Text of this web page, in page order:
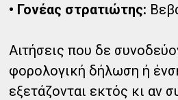
• Γονέας στρατιώτης:
Αιτήσεις που δε
φορολογική δήλωση ή
εξετάζονται εκτός κι αν